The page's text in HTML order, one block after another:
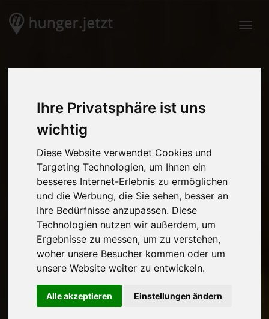
Ihre Privatsphäre ist uns
wichtig
Diese Website verwendet Cookies und
Targeting Technologien, um Ihnen ein
besseres Internet-Erlebnis zu ermöglichen
und die Werbung, die Sie sehen, besser an
Ihre Bedürfnisse anzupassen. Diese
Technologien nutzen wir außerdem, um
Ergebnisse zu messen, um zu verstehen,
woher unsere Besucher kommen oder um
unsere Website weiter zu entwickeln.
Alle akzeptieren Einstellungen ändern